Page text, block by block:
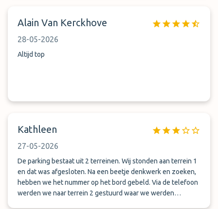
Alain Van Kerckhove
28-05-2026
Altijd top
Kathleen
27-05-2026
De parking bestaat uit 2 terreinen. Wij stonden aan terrein 1
en dat was afgesloten. Na een beetje denkwerk en zoeken,
hebben we het nummer op het bord gebeld. Via de telefoon
werden we naar terrein 2 gestuurd waar we werden